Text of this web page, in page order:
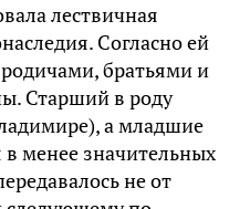
лествичная
Согласно ей
братьями и
Старший в роду
а младшие
менее значительных
не от